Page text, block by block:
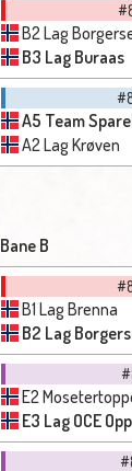
B2 Lag
B3 Lag Buraas
A5 Team Sparebank 1
A2 Lag Krøven
Bane B
B1 Lag Brenna
B2 Lag
E2 Mosetertoppen
E3 Lag OCE